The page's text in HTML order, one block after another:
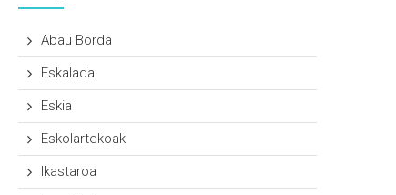
Abau Borda
Eskalada
Eskia
Eskolartekoak
Ikastaroa